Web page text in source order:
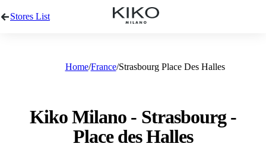
Stores List
Home France Strasbourg Place Des Halles
Kiko Milano - Strasbourg -
Place des Halles